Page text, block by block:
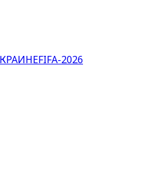
FIFA-2026